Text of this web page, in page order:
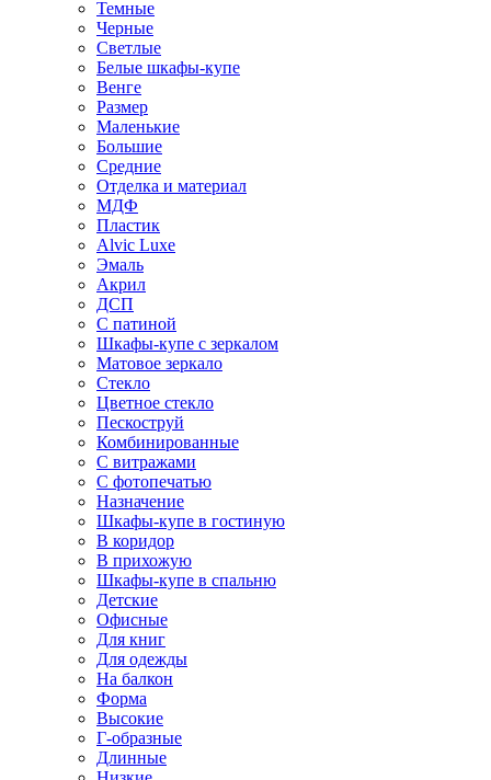
Темные
Черные
Светлые
Белые шкафы-купе
Венге
Размер
Маленькие
Большие
Средние
Отделка и материал
МДФ
Пластик
Alvic Luxe
Эмаль
Акрил
ДСП
С патиной
Шкафы-купе с зеркалом
Матовое зеркало
Стекло
Цветное стекло
Пескоструй
Комбинированные
С витражами
С фотопечатью
Назначение
Шкафы-купе в гостиную
В коридор
В прихожую
Шкафы-купе в спальню
Детские
Офисные
Для книг
Для одежды
На балкон
Форма
Высокие
Г-образные
Длинные